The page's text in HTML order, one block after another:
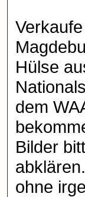
Hülse
dem
Bilder
ohne